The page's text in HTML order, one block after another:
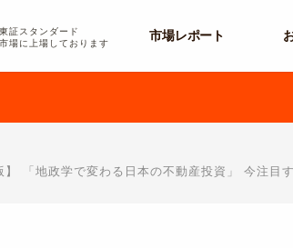
東証スタンダード
市場に上場しております
市場レポート
】 「地政学で変わる日本の不動産投資」 今注目